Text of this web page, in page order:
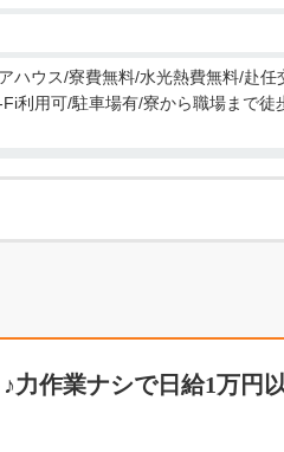
ハウス/寮費無料/水光熱費無料/赴任
利用可/駐車場有/寮から職場まで徒
力作業ナシで日給1万円